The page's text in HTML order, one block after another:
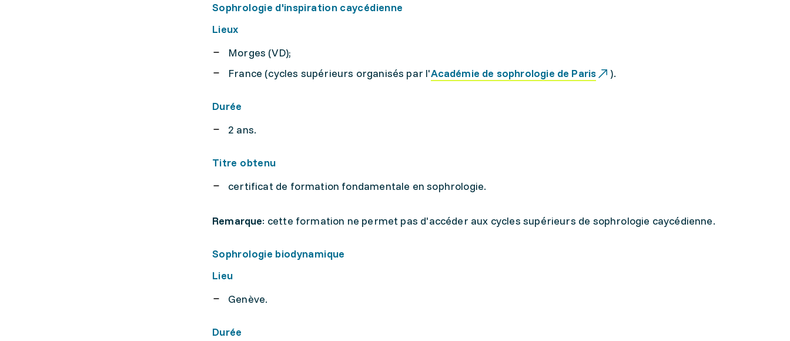
Sophrologie d'inspiration caycédienne
Lieux
Morges (VD);
France (cycles supérieurs organisés par l'Académie de sophrologie de Paris ).
Durée
2 ans.
Titre obtenu
certificat de formation fondamentale en sophrologie.
Remarque: cette formation ne permet pas d'accéder aux cycles supérieurs de sophrologie caycédienne.
Sophrologie biodynamique
Lieu
Genève.
Durée